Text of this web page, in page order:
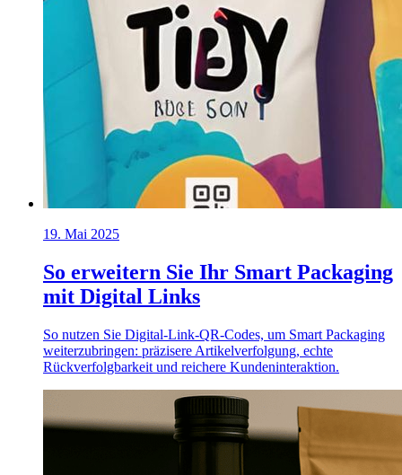
19. Mai 2025
So erweitern Sie Ihr Smart Packaging
mit Digital Links
So nutzen Sie Digital-Link-QR-Codes, um Smart Packaging
weiterzubringen: präzisere Artikelverfolgung, echte
Rückverfolgbarkeit und reichere Kundeninteraktion.